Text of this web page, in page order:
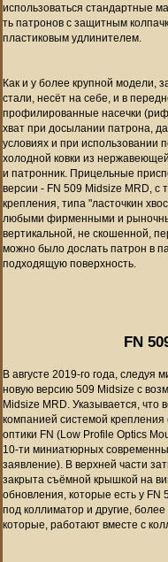
использоваться стандартные
ть патронов с защитным
пластиковым удлинителем.
Как и у более крупной модели,
стали, несёт на себе, и в
профилированные насечки
хват при досылании патрона,
условиях и при использовании
холодной ковки из
и патронник. Прицельные
версии - FN 509 Midsize MRD, с
крепления, типа "ласточкин
любыми фирменными и
вертикальной, не скошенной,
можно было дослать патрон в
подходящую поверхность.
FN
В августе 2019-го года, следуя
новую версию 509 Midsize с
Midsize MRD. Указывается, что
компанией системой
оптики FN (Low Profile Optics
10-ти миниатюрных
заявление). В верхней части
закрыта съёмной крышкой на
обновления, которые есть у FN
под коллиматор и другие,
которые, работают вместе с